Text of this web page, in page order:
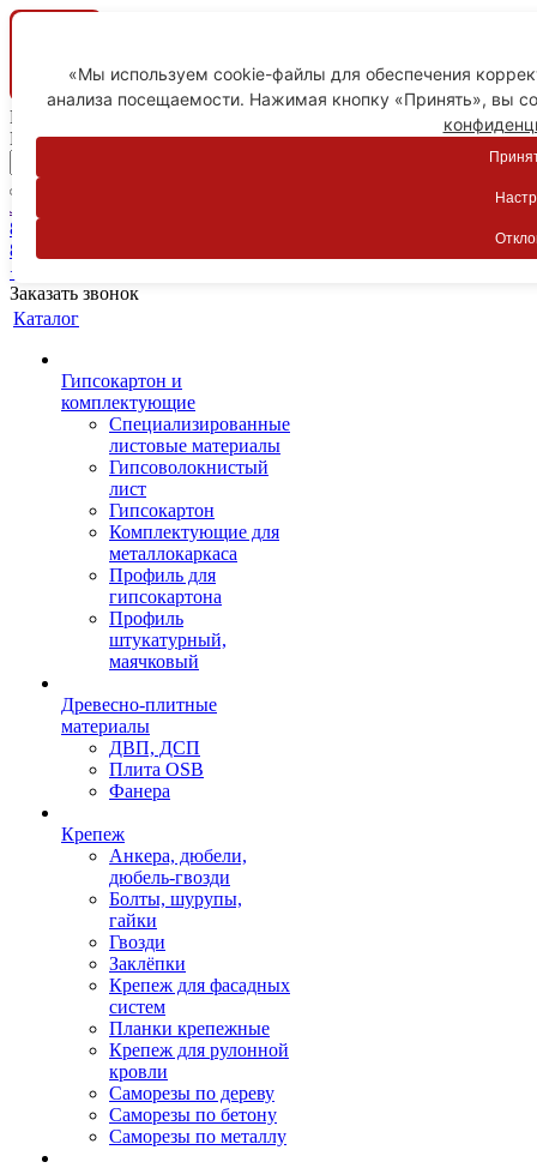
Ваш город
Пятигорск
Личный кабинет
8-800-775-59-89
8-800-775-59-89
+7 918 754-83-77
Заказать звонок
Каталог
Гипсокартон и
комплектующие
Специализированные
листовые материалы
Гипсоволокнистый
лист
Гипсокартон
Комплектующие для
металлокаркаса
Профиль для
гипсокартона
Профиль
штукатурный,
маячковый
Древесно-плитные
материалы
ДВП, ДСП
Плита OSB
Фанера
Крепеж
Анкера, дюбели,
дюбель-гвозди
Болты, шурупы,
гайки
Гвозди
Заклёпки
Крепеж для фасадных
систем
Планки крепежные
Крепеж для рулонной
кровли
Саморезы по дереву
Саморезы по бетону
Саморезы по металлу
«Мы используем cookie-файлы для обеспечения
анализа посещаемости. Нажимая кнопку «Принять», вы